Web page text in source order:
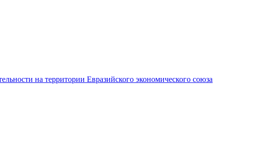
на территории Евразийского экономического союза